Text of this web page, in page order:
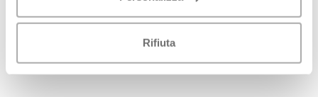
Rifiuta